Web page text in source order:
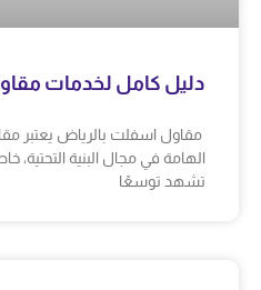
دليل كامل لخدمات
مقاول اسفلت بالرياض يعتبر
الهامة في مجال البنية التحتية،
تشهد توسعًا